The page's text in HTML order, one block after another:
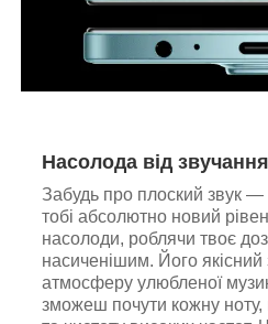
Насолода від звучання
Забудь про плоский звук
тобі абсолютно новий
насолоди, роблячи твоє
насиченішим. Його якісний
атмосферу улюбленої
зможеш почути кожну ноту,